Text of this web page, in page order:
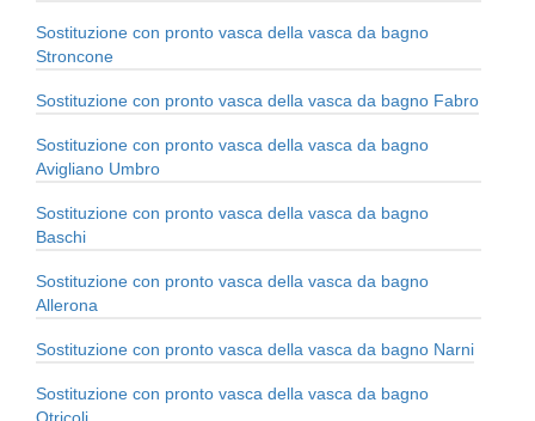
Sostituzione con pronto vasca della vasca da bagno
Stroncone
Sostituzione con pronto vasca della vasca da bagno Fabro
Sostituzione con pronto vasca della vasca da bagno
Avigliano Umbro
Sostituzione con pronto vasca della vasca da bagno
Baschi
Sostituzione con pronto vasca della vasca da bagno
Allerona
Sostituzione con pronto vasca della vasca da bagno Narni
Sostituzione con pronto vasca della vasca da bagno